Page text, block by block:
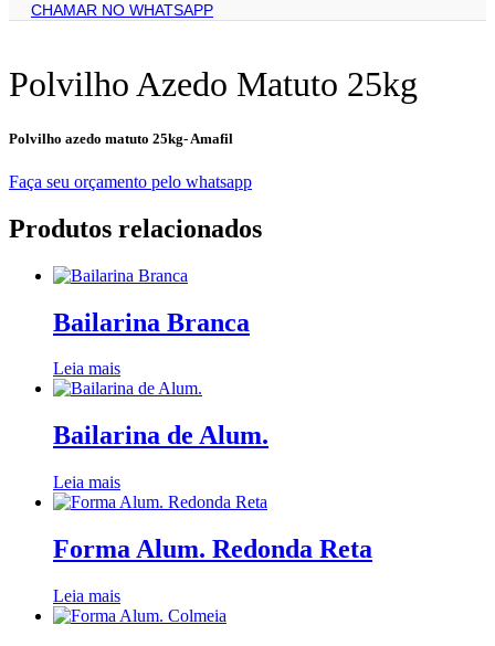
CHAMAR NO WHATSAPP
Polvilho Azedo Matuto 25kg
Polvilho azedo matuto 25kg- Amafil
Faça seu orçamento pelo whatsapp
Produtos relacionados
Bailarina Branca
Leia mais
Bailarina de Alum.
Leia mais
Forma Alum. Redonda Reta
Leia mais